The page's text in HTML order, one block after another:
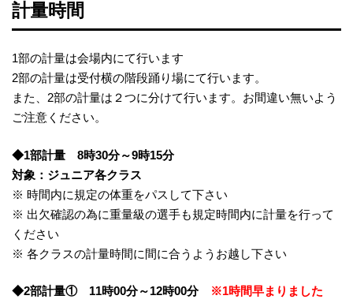
計量時間
1部の計量は会場内にて行います
2部の計量は受付横の階段踊り場にて行います。
また、2部の計量は２つに分けて行います。お間違い無いよう
ご注意ください。
◆1部計量 8時30分～9時15分
対象：ジュニア各クラス
※ 時間内に規定の体重をパスして下さい
※ 出欠確認の為に重量級の選手も規定時間内に計量を行って
ください
※ 各クラスの計量時間に間に合うようお越し下さい
◆2部計量① 11時00分～12時00分
※1時間早まりました